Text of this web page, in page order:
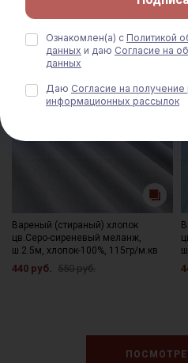
Вареный (стираный) хлопок
цв.Серо-сиреневый меланж,
ш.2.5м, хлопок-100%, 115гр/м.кв
440 руб. 550 руб.
Ознакомлен(а) с Политикой
данных и даю Согласие на
данных
Даю Согласие на
информационных рассылок